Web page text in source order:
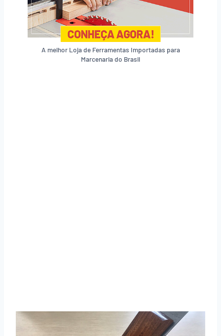
A melhor Loja de Ferramentas Importadas para
Marcenaria do Brasil